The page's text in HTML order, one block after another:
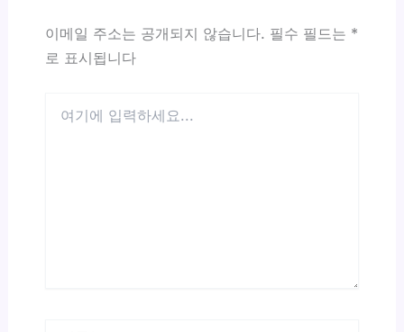
이메일 주소는 공개되지 않습니다. 필수 필드는 *
로 표시됩니다